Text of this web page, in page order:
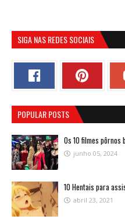
SIGA NAS REDES SOCIAIS
POPULAR POSTS
Os 10 filmes
junho 05, 2024
10 Hentais para
abril 23, 2021